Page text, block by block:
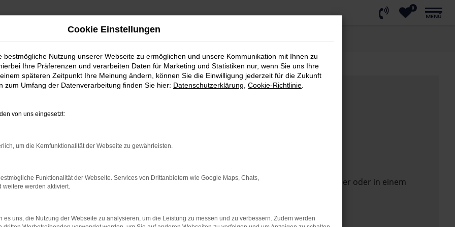
0
MENÜ
das Laden bestimmter Seiten verhindern. Funktioniert die Seite in einem anderen Browser oder in einem
zu beheben.
Cookie Einstellungen
bestmögliche Nutzung unserer Webseite zu ermöglichen und unsere Kommunikation mit Ihnen zu
Ihre Präferenzen und verarbeiten Daten für Marketing und Statistiken nur, wenn Sie uns Ihre
späteren Zeitpunkt Ihre Meinung ändern, können Sie die Einwilligung jederzeit für die Zukunft
zum Umfang der Datenverarbeitung finden Sie hier: Datenschutzerklärung Cookie-Richtlinie
von uns eingesetzt:
um die Kernfunktionalität der Webseite zu gewährleisten.
Funktionalität der Webseite. Services von Drittanbietern wie Google Maps, Chats,
weitere werden aktiviert.
es uns, die Nutzung der Webseite zu analysieren, um die Leistung zu messen und zu verbessern. Zudem werden